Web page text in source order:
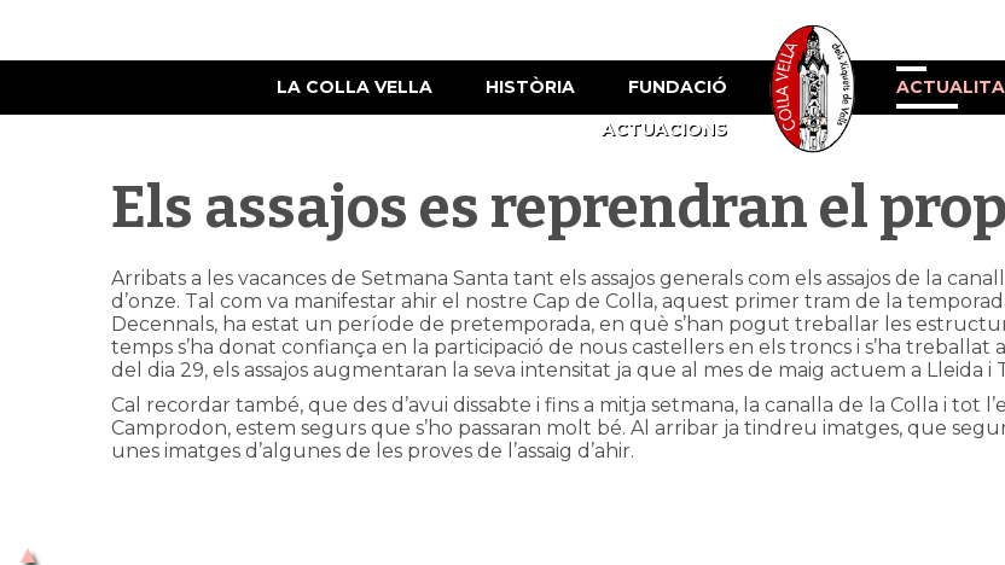
LA COLLA VELLA HISTÒRIA
FUNDACIÓ
ACTUACIONS
Els assajos es reprendran el
Arribats a les vacances de Setmana Santa tant els assajos generals com els assajos de la
d’onze. Tal com va manifestar ahir el nostre Cap de Colla, aquest primer tram de la
Decennals, ha estat un període de pretemporada, en què s’han pogut treballar les
temps s’ha donat confiança en la participació de nous castellers en els troncs i s’ha
del dia 29, els assajos augmentaran la seva intensitat ja que al mes de maig actuem a Lleida i
Cal recordar també, que des d’avui dissabte i fins a mitja setmana, la canalla de la Colla i tot
Camprodon, estem segurs que s’ho passaran molt bé. Al arribar ja tindreu imatges, que
unes imatges d’algunes de les proves de l’assaig d’ahir.